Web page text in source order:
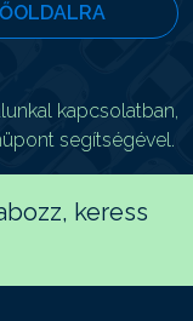
kapcsolatban,
segítségével.
keress